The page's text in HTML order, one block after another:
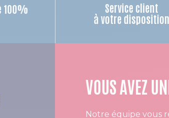
100%
Service client
à votre disposition
VOUS AVEZ
Notre équipe vous